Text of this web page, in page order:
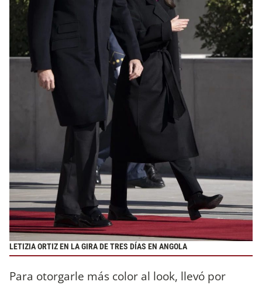
LETIZIA ORTIZ EN LA GIRA DE TRES DÍAS EN ANGOLA
Para otorgarle más color al look, llevó por